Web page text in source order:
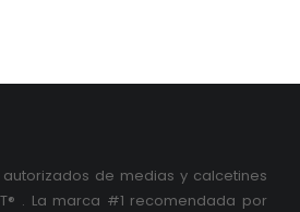
de medias y calcetines
. La marca #1 recomendada por